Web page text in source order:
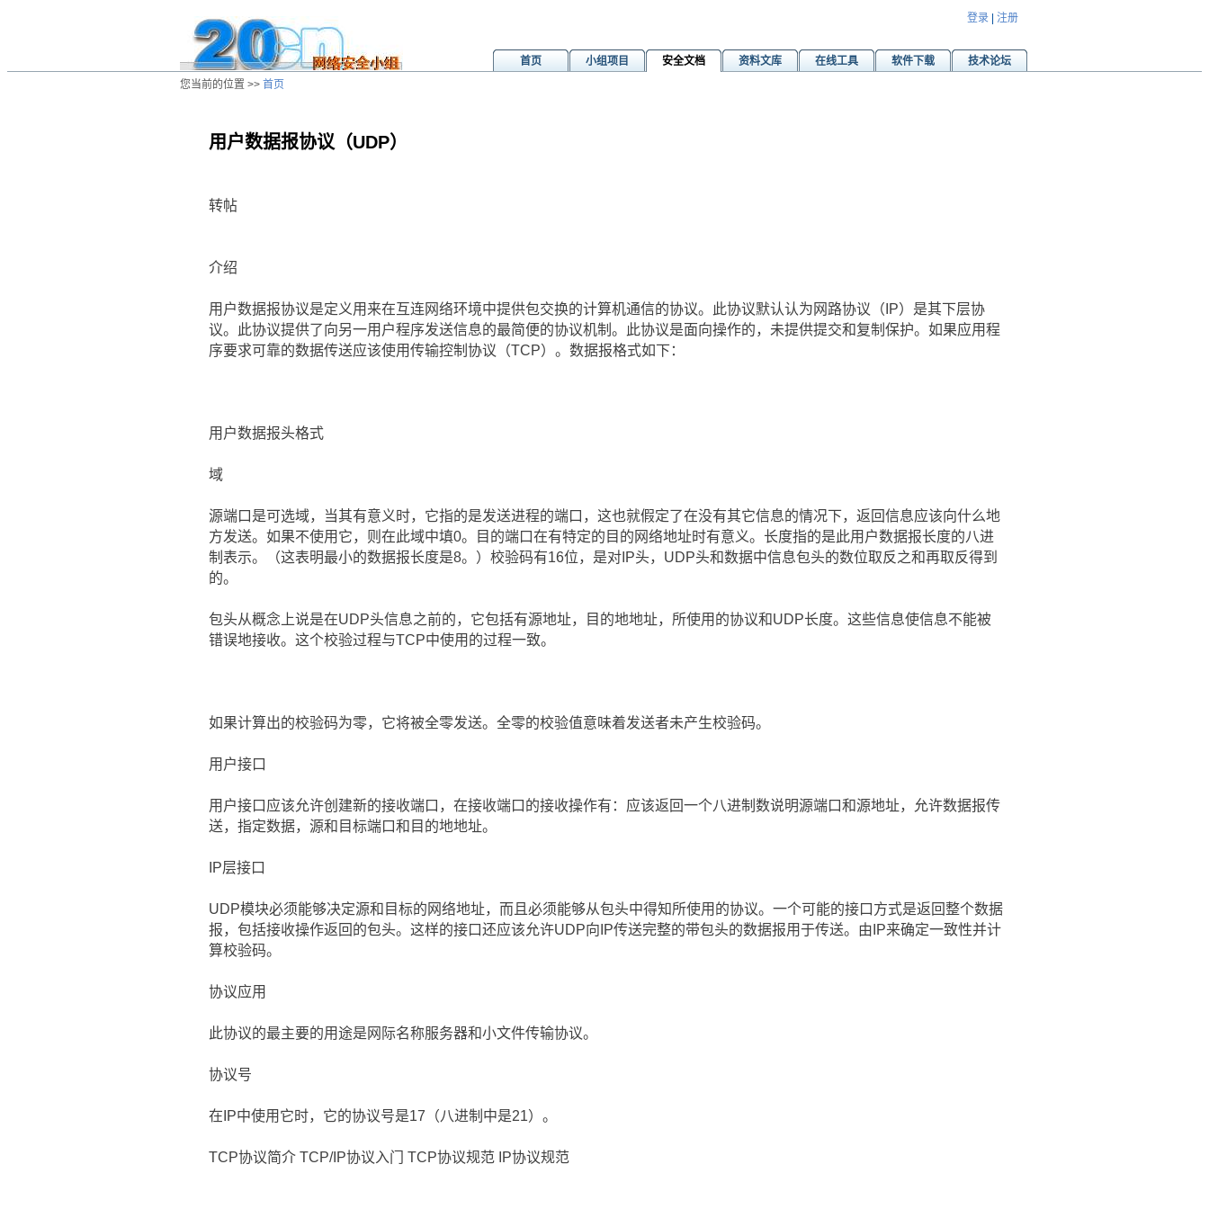
登录 注册
首页 小组项目 安全文档 资料文库 在线工具 软件下载
技术论坛
您当前的位置 >> 首页
用户数据报协议（UDP）
转帖
介绍
用户数据报协议是定义用来在互连网络环境中提供包交换的计算机通信的协议。此协议默认认为网路协议（IP）是其下层协
议。此协议提供了向另一用户程序发送信息的最简便的协议机制。此协议是面向操作的，未提供提交和复制保护。如果应用程
序要求可靠的数据传送应该使用传输控制协议（TCP）。数据报格式如下：
用户数据报头格式
域
源端口是可选域，当其有意义时，它指的是发送进程的端口，这也就假定了在没有其它信息的情况下，返回信息应该向什么地
方发送。如果不使用它，则在此域中填0。目的端口在有特定的目的网络地址时有意义。长度指的是此用户数据报长度的八进
制表示。（这表明最小的数据报长度是8。）校验码有16位，是对IP头，UDP头和数据中信息包头的数位取反之和再取反得到
的。
包头从概念上说是在UDP头信息之前的，它包括有源地址，目的地地址，所使用的协议和UDP长度。这些信息使信息不能被
错误地接收。这个校验过程与TCP中使用的过程一致。
如果计算出的校验码为零，它将被全零发送。全零的校验值意味着发送者未产生校验码。
用户接口
用户接口应该允许创建新的接收端口，在接收端口的接收操作有：应该返回一个八进制数说明源端口和源地址，允许数据报传
送，指定数据，源和目标端口和目的地地址。
IP层接口
UDP模块必须能够决定源和目标的网络地址，而且必须能够从包头中得知所使用的协议。一个可能的接口方式是返回整个数据
报，包括接收操作返回的包头。这样的接口还应该允许UDP向IP传送完整的带包头的数据报用于传送。由IP来确定一致性并计
算校验码。
协议应用
此协议的最主要的用途是网际名称服务器和小文件传输协议。
协议号
在IP中使用它时，它的协议号是17（八进制中是21）。
TCP协议简介 TCP/IP协议入门 TCP协议规范 IP协议规范